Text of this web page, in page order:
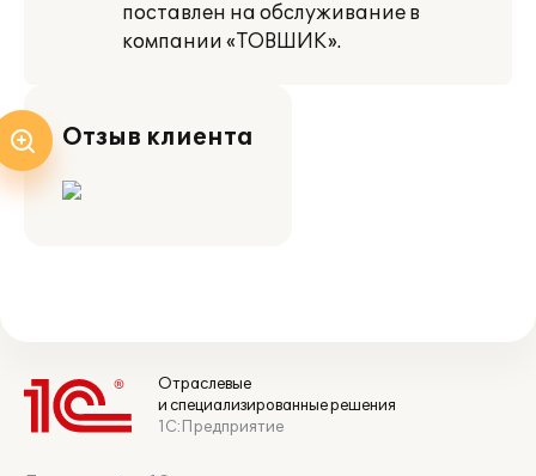
поставлен на обслуживание в
компании «ТОВШИК».
Отзыв клиента
Отраслевые
и специализированные решения
1С:Предприятие